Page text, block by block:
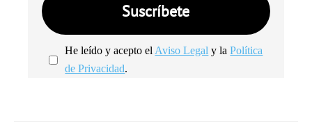
He leído y acepto el Aviso Legal y laPolítica
de Privacidad.